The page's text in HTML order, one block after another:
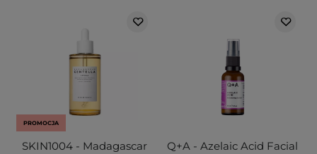
PROMOCJA
SKIN1004 - Madagascar
Q+A - Azelaic Acid Facial